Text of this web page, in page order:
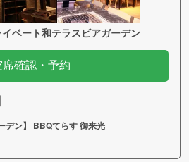
ベート和テラスビアガーデン
席確認・予約
デン】 BBQてらす 御来光